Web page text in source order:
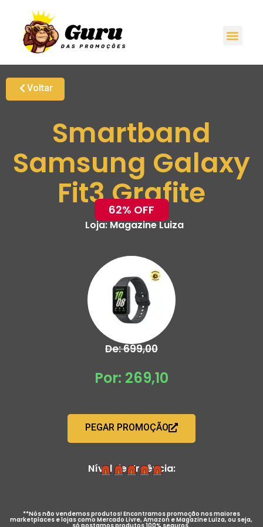
Voltar
Smartband
Samsung Galaxy
Fit3 Grafite
62% OFF
Loja:Magazine Luiza
De: 699,00
Por: 269,10
PEGAR PROMOÇÃO
Nível de Urgência:
**Nós não vendemos produtos! Encontramos promoção nos maiores
marketplaces e lojas como Mercado Livre, Amazon e Magazine Luiza, ou seja,